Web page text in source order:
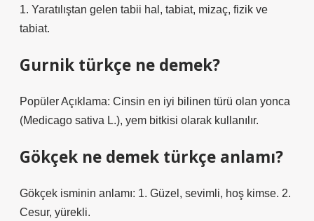
1. Yaratılıştan gelen tabii hal, tabiat, mizaç, fizik ve
tabiat.
Gurnik türkçe ne demek?
Popüler Açıklama: Cinsin en iyi bilinen türü olan yonca
(Medicago sativa L.), yem bitkisi olarak kullanılır.
Gökçek ne demek türkçe anlamı?
Gökçek isminin anlamı: 1. Güzel, sevimli, hoş kimse. 2.
Cesur, yürekli.